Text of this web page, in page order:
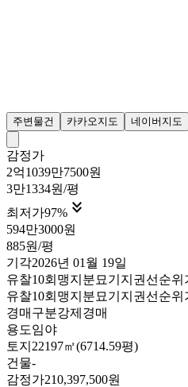
주변물건 카카오지도 네이버지도
감정가
2억1039만7500원
3만1334원/평
최저가97% 
594만3000원
885원/평
기각2026년 01월 19일
유찰10회 맹지 분묘기지권 선순위
유찰10회 맹지 분묘기지권 선순위
경매구분강제경매
용도임야
토지 22197㎡(6714.59평)
건물-
감정가210,397,500원